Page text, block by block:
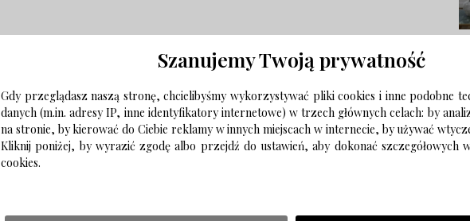
Szanujemy Twoją prywatność
Gdy przeglądasz naszą stronę, chcielibyśmy wykorzystywać pliki cookies i inne podobne
danych (m.in. adresy IP, inne identyfikatory internetowe) w trzech głównych celach: by
na stronie, by kierować do Ciebie reklamy w innych miejscach w internecie, by używać
Kliknij poniżej, by wyrazić zgodę albo przejdź do ustawień, aby dokonać szczegółowych
cookies.